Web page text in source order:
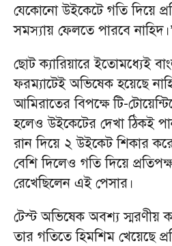
যেকোনো উইকেটে গতি দিয়ে
সমস্যায় ফেলতে পারবে নাহিদ।’
ছোট ক্যারিয়ারে ইতোমধ্যেই
ফরম্যাটেই অভিষেক হয়েছে
আমিরাতের বিপক্ষে টি-
হলেও উইকেটের দেখা ঠিকই
রান দিয়ে ২ উইকেট শিকার
বেশি দিলেও গতি দিয়ে
রেখেছিলেন এই পেসার।
টেস্ট অভিষেক অবশ্য স্মরণীয়
তার গতিতে হিমশিম খেয়েছে